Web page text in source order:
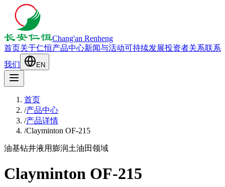
Chang'an Renheng
首页关于仁恒产品中心新闻与活动可持续发展投资者关系联系
我们
EN
首页
/产品中心
/产品详情
/Clayminton OF-215
油基钻井液用膨润土油田领域
Clayminton OF-215